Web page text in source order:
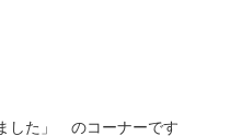
した」 のコーナーです